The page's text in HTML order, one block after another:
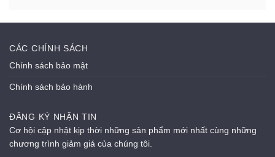
CÁC CHÍNH SÁCH
Chính sách bảo mật
Chính sách bảo hành
ĐĂNG KÝ NHẬN TIN
Cơ hội cập nhật kịp thời những sản phẩm mới nhất cùng những
chương trình giảm giá của chúng tôi.